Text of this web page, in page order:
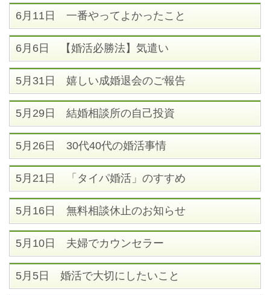
6月11日 一番やってよかったこと
6月6日 【婚活必勝法】気遣い
5月31日 嬉しい成婚退会のご報告
5月29日 結婚相談所の自己投資
5月26日 30代40代の婚活事情
5月21日 「タイパ婚活」のすすめ
5月16日 無料相談休止のお知らせ
5月10日 夫婦でカウンセラー
5月5日 婚活で大切にしたいこと